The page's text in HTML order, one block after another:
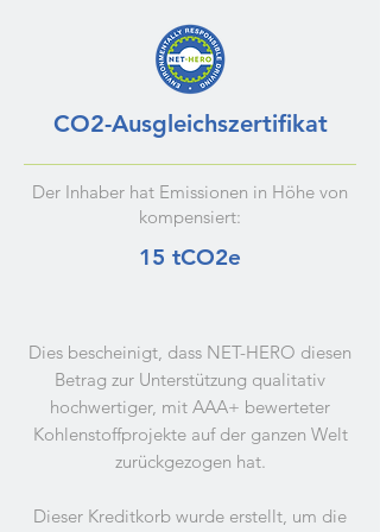
CO2-Ausgleichszertifikat
Der Inhaber hat Emissionen in Höhe von
kompensiert:
15 tCO2e
Dies bescheinigt, dass NET-HERO diesen
Betrag zur Unterstützung qualitativ
hochwertiger, mit AAA+ bewerteter
Kohlenstoffprojekte auf der ganzen Welt
zurückgezogen hat.
Dieser Kreditkorb wurde erstellt, um die